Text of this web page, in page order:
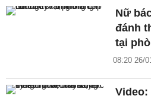
Nữ
đánh
tại
08:20 26/
Video: